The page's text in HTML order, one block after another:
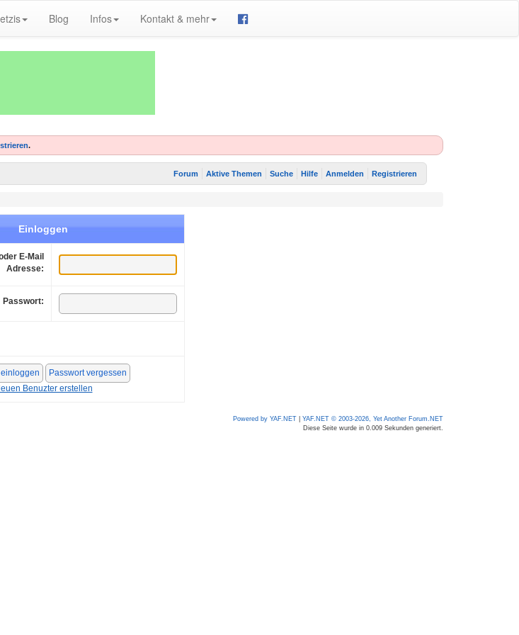
Blog Infos Kontakt & mehr
.
Forum Aktive Themen Suche Hilfe Anmelden Registrieren
Einloggen
E-Mail
Adresse:
Passwort:
Benuzter erstellen
Powered by YAF.NET
YAF.NET © 2003-2026, Yet Another Forum.NET
Diese Seite wurde in 0.009 Sekunden generiert.